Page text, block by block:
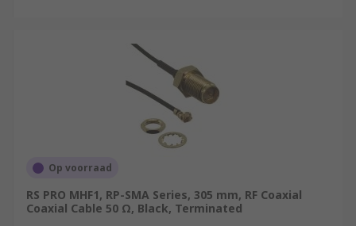
Op voorraad
RS PRO MHF1, RP-SMA Series, 305 mm, RF Coaxial
Coaxial Cable 50 Ω, Black, Terminated